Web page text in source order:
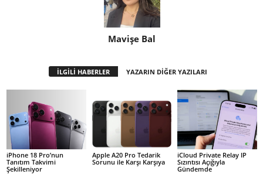
Mavişe Bal
İLGİLİ HABERLER YAZARIN DİĞER YAZILARI
iPhone 18 Pro’nun
Tanıtım Takvimi
Şekilleniyor
Apple A20 Pro Tedarik
Sorunu ile Karşı Karşıya
iCloud Private Relay IP
Sızıntısı Açığıyla
Gündemde